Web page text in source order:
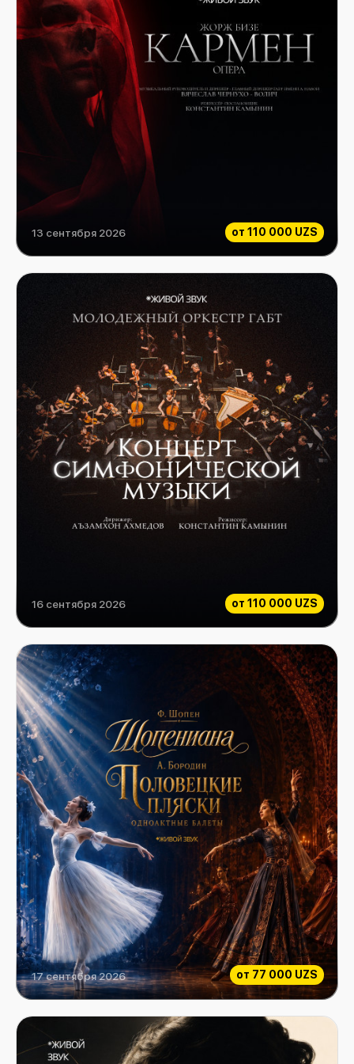
от 110 000 UZS
Жорж Бизе "Кармен" Опера
13 сентября 2026
от 110 000 UZS
Концерт симфонической музыки - Молодежный оркестр ГАБТ
16 сентября 2026
от 77 000 UZS
Ф.Шопен "Шопениана", А.Бородин "Половецкие пляски" одноактные балеты"
17 сентября 2026